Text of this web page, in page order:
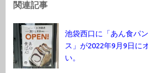
関連記事
池袋西口に「あん食パ
ス」が2022年9月9日に
い。